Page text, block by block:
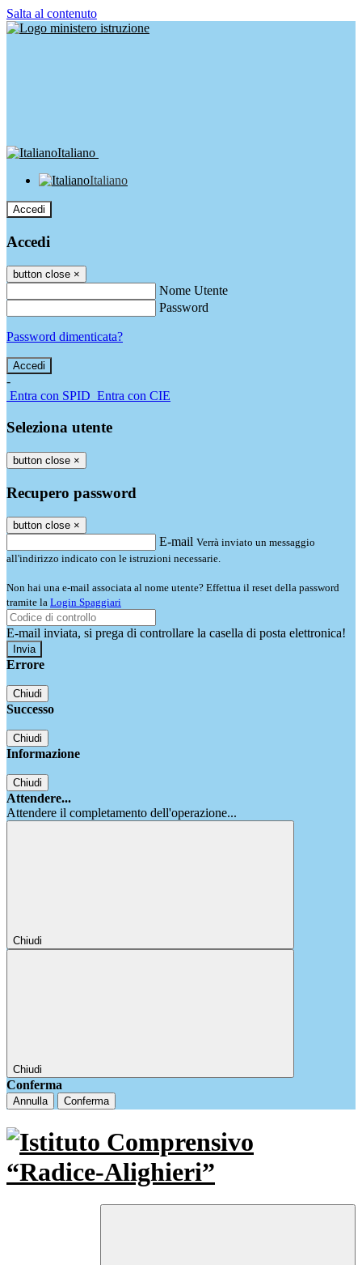
Salta al contenuto
Italiano
Italiano
Accedi
Accedi
button close ×
Nome Utente
Password
Password dimenticata?
-
Entra con SPID Entra con CIE
Seleziona utente
button close ×
Recupero password
button close ×
E-mail Verrà inviato un messaggio
all'indirizzo indicato con le istruzioni necessarie.
Non hai una e-mail associata al nome utente? Effettua il reset della password
tramite la Login Spaggiari
E-mail inviata, si prega di controllare la casella di posta elettronica!
Errore
Chiudi
Successo
Chiudi
Informazione
Chiudi
Attendere...
Attendere il completamento dell'operazione...
Chiudi
Chiudi
Conferma
Annulla Conferma